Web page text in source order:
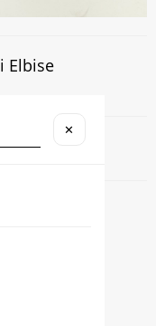
Elbise
✕